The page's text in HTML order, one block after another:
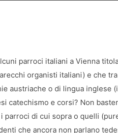
parroci italiani a Vienna
organisti italiani) e che
austriache o di lingua inglese
catechismo e corsi? Non
parroci di cui sopra o quelli
che ancora non parlano